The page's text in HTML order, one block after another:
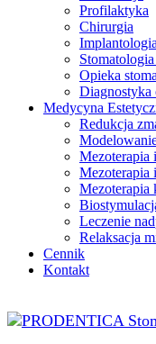
Profilaktyka
Chirurgia
Implantologia
Opieka
Diagnostyka
Medycyna
Redukcja
Mezoterapia
Mezoterapia
Mezoterapia
Leczenie
Relaksacja
Cennik
Kontakt